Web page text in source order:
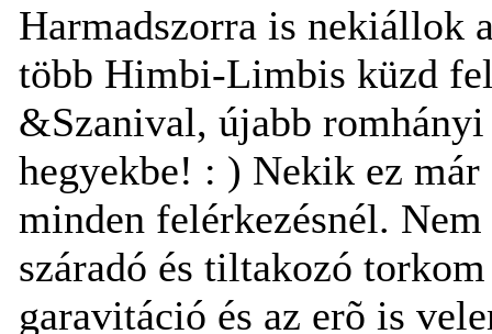
Harmadszorra is nekiállok
több Himbi-Limbis küzd
&Szanival, újabb
hegyekbe! : ) Nekik ez
minden felérkezésnél.
száradó és tiltakozó
garavitáció és az erõ is